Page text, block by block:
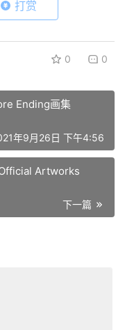
打赏
0 0
Ending画集
年9月26日 下午4:56
Artworks
下一篇